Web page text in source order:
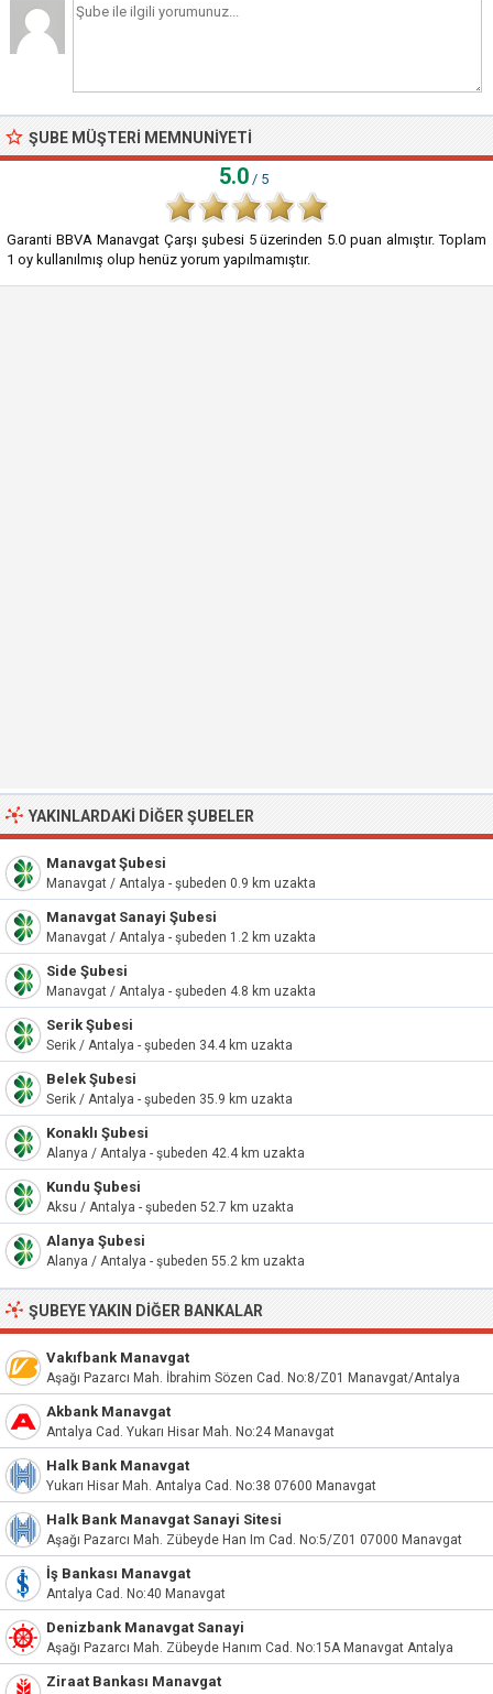
ŞUBE MÜŞTERI MEMNUNIYETI
5.0 / 5
Garanti BBVA Manavgat Çarşı şubesi 5üzerinden 5.0 puan almıştır. Toplam
1 oy kullanılmış olup henüz yorum yapılmamıştır.
YAKINLARDAKI DIĞER ŞUBELER
Manavgat Şubesi
Manavgat / Antalya - şubeden 0.9 km uzakta
Manavgat Sanayi Şubesi
Manavgat / Antalya - şubeden 1.2 km uzakta
Side Şubesi
Manavgat / Antalya - şubeden 4.8 km uzakta
Serik Şubesi
Serik / Antalya - şubeden 34.4 km uzakta
Belek Şubesi
Serik / Antalya - şubeden 35.9 km uzakta
Konaklı Şubesi
Alanya / Antalya - şubeden 42.4 km uzakta
Kundu Şubesi
Aksu / Antalya - şubeden 52.7 km uzakta
Alanya Şubesi
Alanya / Antalya - şubeden 55.2 km uzakta
ŞUBEYE YAKIN DIĞER BANKALAR
Vakıfbank Manavgat
Aşağı Pazarcı Mah. İbrahim Sözen Cad. No:8/Z01 Manavgat/Antalya
Akbank Manavgat
Antalya Cad. Yukarı Hisar Mah. No:24 Manavgat
Halk Bank Manavgat
Yukarı Hisar Mah. Antalya Cad. No:38 07600 Manavgat
Halk Bank Manavgat Sanayi Sitesi
Aşağı Pazarcı Mah. Zübeyde Han Im Cad. No:5/Z01 07000 Manavgat
İş Bankası Manavgat
Antalya Cad. No:40 Manavgat
Denizbank Manavgat Sanayi
Aşağı Pazarcı Mah. Zübeyde Hanım Cad. No:15A Manavgat Antalya
Ziraat Bankası Manavgat